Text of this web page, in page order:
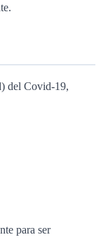
del Covid-19,
para ser